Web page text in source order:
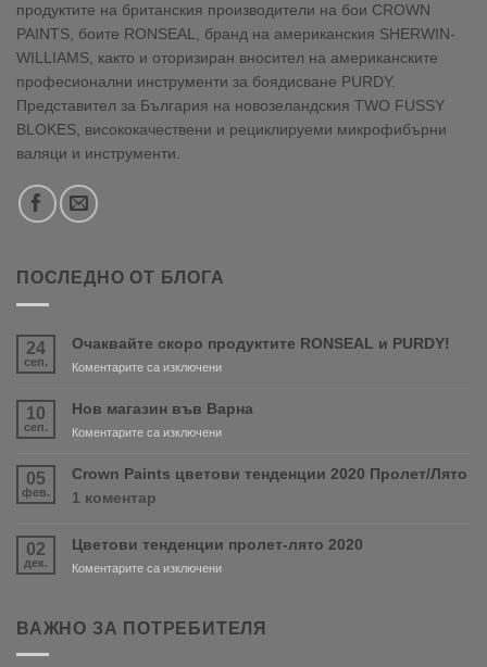
продуктите на британския производители на бои CROWN
PAINTS, боите RONSEAL, бранд на американския SHERWIN-
WILLIAMS, както и оторизиран вносител на американските
професионални инструменти за боядисване PURDY.
Представител за България на новозеландския TWO FUSSY
BLOKES, висококачествени и рециклируеми микрофибърни
валяци и инструменти.
ПОСЛЕДНО ОТ БЛОГА
24
сеп.
Очаквайте скоро продуктите RONSEAL и PURDY!
Коментарите са изключениза
продуктите
RONSEAL
PURDY!
10
сеп.
Нов магазин във Варна
Коментарите са изключениза
05
фев.
Crown Paints цветови тенденции 2020 Пролет/Лято
1 коментар
цветови
тенденции
Лято
02
дек.
Цветови тенденции пролет-лято 2020
Коментарите са изключениза
пролет-
ВАЖНО ЗА ПОТРЕБИТЕЛЯ